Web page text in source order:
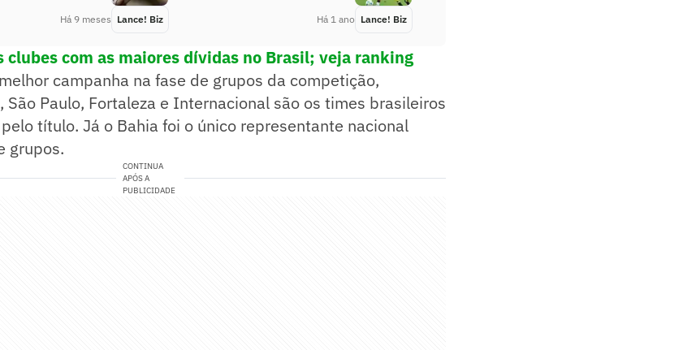
Há 9 meses Lance! Biz Há 1 ano Lance! Biz
clubes com as maiores dívidas no Brasil; veja ranking
campanha na fase de grupos da competição,
São Paulo, Fortaleza e Internacional são os times brasileiros
título. Já o Bahia foi o único representante nacional
grupos.
CONTINUA
APÓS A
PUBLICIDADE